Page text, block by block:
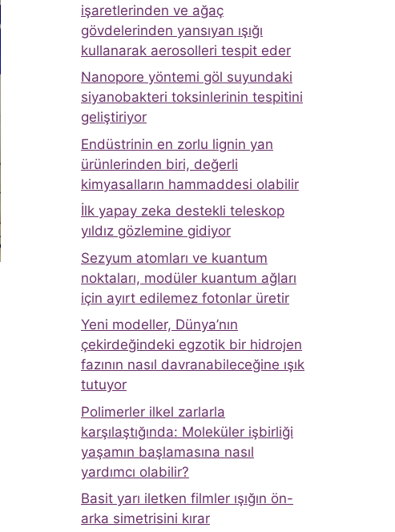
işaretlerinden ve ağaç
gövdelerinden yansıyan ışığı
kullanarak aerosolleri tespit eder
Nanopore yöntemi göl suyundaki
siyanobakteri toksinlerinin tespitini
geliştiriyor
Endüstrinin en zorlu lignin yan
ürünlerinden biri, değerli
kimyasalların hammaddesi olabilir
İlk yapay zeka destekli teleskop
yıldız gözlemine gidiyor
Sezyum atomları ve kuantum
noktaları, modüler kuantum ağları
için ayırt edilemez fotonlar üretir
Yeni modeller, Dünya’nın
çekirdeğindeki egzotik bir hidrojen
fazının nasıl davranabileceğine ışık
tutuyor
Polimerler ilkel zarlarla
karşılaştığında: Moleküler işbirliği
yaşamın başlamasına nasıl
yardımcı olabilir?
Basit yarı iletken filmler ışığın ön-
arka simetrisini kırar